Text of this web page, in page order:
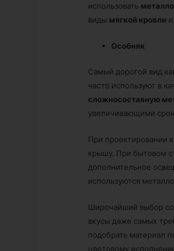
использовать
виды мягкой кровли
Особняк
Самый дорогой вид
часто используют в
сложносоставную
увеличивающими
При проектировании
крышу. При бытовом
дополнительное
используются
Широчайший выбор
вкусы даже самых
подобрать материал
цветовому